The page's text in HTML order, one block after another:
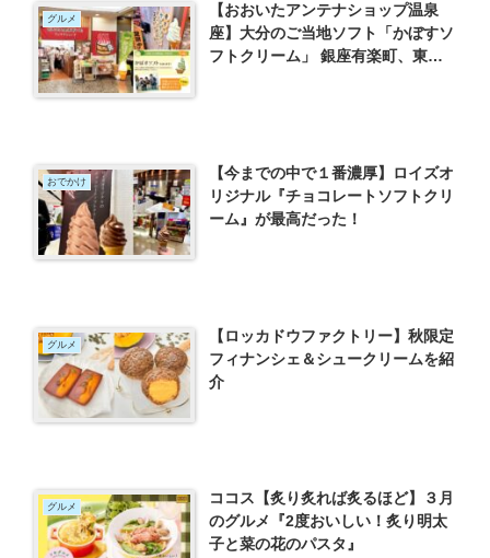
グルメ
【おおいたアンテナショップ温泉
座】大分のご当地ソフト「かぼすソ
フトクリーム」 銀座有楽町、東京
おでかけ
【今までの中で１番濃厚】ロイズオ
リジナル『チョコレートソフトクリ
ーム』が最高だった！
グルメ
【ロッカドウファクトリー】秋限定
フィナンシェ＆シュークリームを紹
介
グルメ
ココス【炙り炙れば炙るほど】３月
のグルメ『2度おいしい！炙り明太
子と菜の花のパスタ』